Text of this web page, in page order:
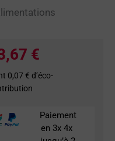
€
0,07 € d’éco-
Paiement
en 3x 4x